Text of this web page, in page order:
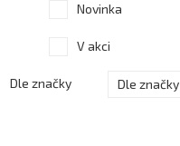
Novinka
V akci
Dle značky Dle značky